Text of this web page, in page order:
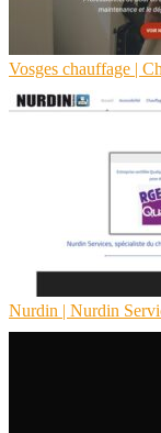
Vosges chauffage |
Nurdin | Nurdin